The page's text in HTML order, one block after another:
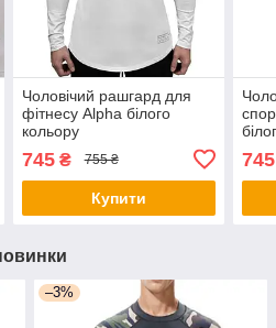
Чоловічий рашгард для
фітнесу Alpha білого
кольору
745₴ 755 ₴
Купити
745
–3%